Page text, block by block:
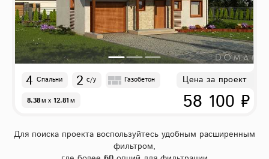
4 Спальни 2 с/у Газобетон
8.38м x 12.81м
Цена за проект
58 100 ₽
Для поиска проекта воспользуйтесь удобным расширенным
фильтром,